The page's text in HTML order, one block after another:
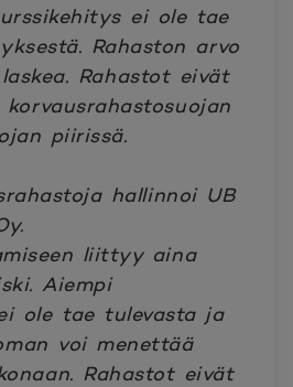
ei ole tae
Rahaston arvo
Rahastot eivät
piirissä.
hallinnoi UB
liittyy aina
Aiempi
ole tae tulevasta ja
voi menettää
Rahastot eivät